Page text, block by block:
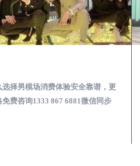
择男模场消费体验安全靠谱，更
费咨询1333 867 6881微信同步